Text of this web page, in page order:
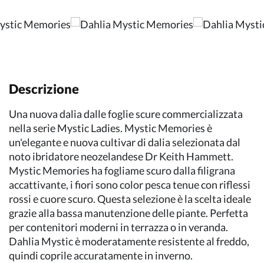
Descrizione
Una nuova dalia dalle foglie scure commercializzata
nella serie Mystic Ladies. Mystic Memories è
un'elegante e nuova cultivar di dalia selezionata dal
noto ibridatore neozelandese Dr Keith Hammett.
Mystic Memories ha fogliame scuro dalla filigrana
accattivante, i fiori sono color pesca tenue con riflessi
rossi e cuore scuro. Questa selezione è la scelta ideale
grazie alla bassa manutenzione delle piante. Perfetta
per contenitori moderni in terrazza o in veranda.
Dahlia Mystic è moderatamente resistente al freddo,
quindi coprile accuratamente in inverno.